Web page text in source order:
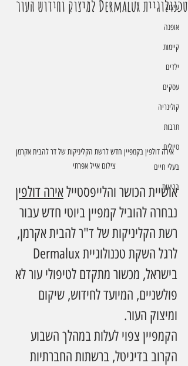
עיצוב
אופנה
קיימות
ילדים
עסקים
קולינריה
תרבות
טיולים
בעלי חיים
בריאות
טכנולוגיית Dermalux למיצוק וחידוש העור
אירה דולפין בקמפיין חדש לרשת הקליניקות של דר להבית אקרמן
צילום אייל אפרתי
אושיית הכושר והלייפסטייל אירה דולפין
נבחרה להוביל קמפיין ביוטי חדש עבור
רשת הקליניקות של ד"ר להבית אקרמן,
בישראל, מכשור מתקדם לטיפולי עור לא
פולשניים, המיועד לחידוש, שיקום
ומיצוק העור.
הקמפיין צפוי לעלות במהלך השבוע
הקרוב בדיגיטל, ברשתות החברתיות